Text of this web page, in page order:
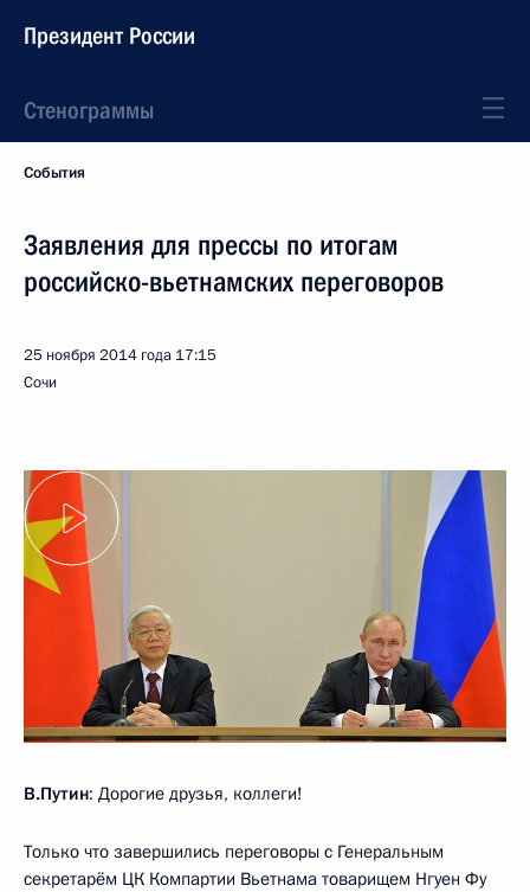
Президент России
Стенограммы
События
Заявления для прессы по итогам
российско-вьетнамских переговоров
25 ноября 2014 года 17:15
Сочи
В.Путин: Дорогие друзья, коллеги!
Только что завершились переговоры с Генеральным
секретарём ЦК Компартии Вьетнама товарищем Нгуен Фу